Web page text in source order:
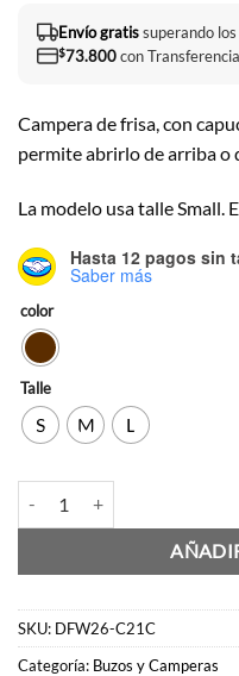
Envío gratissuperando
$73.800con
Campera de frisa, con
permite abrirlo de arriba o
La modelo usa talle Small.
Hasta 12 pagos sin
Saber más
color
Talle
S M L
SKU: DFW26-C21C
Categoría: Buzos y Camperas